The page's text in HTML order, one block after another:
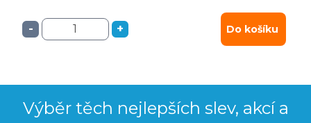
- + Do košíku
Výběr těch nejlepších slev, akcí a